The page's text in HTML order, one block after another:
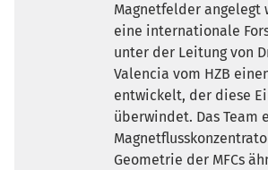
Magnetfelder angelegt
eine internationale
unter der Leitung von
Valencia vom HZB
entwickelt, der diese
überwindet. Das Team
Geometrie der MFCs